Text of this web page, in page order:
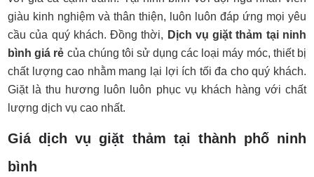
giàu kinh nghiệm và thân thiện, luôn luôn đáp ứng mọi yêu
cầu của quý khách. Đồng thời, Dịch vụ giặt thảm tại ninh
bình giá rẻ của chúng tôi sử dụng các loại máy móc, thiết bị
chất lượng cao nhằm mang lại lợi ích tối đa cho quý khách.
Giặt là thu hương luôn luôn phục vụ khách hàng với chất
lượng dịch vụ cao nhất.
Giá dịch vụ giặt thảm tại thành phố ninh
bình